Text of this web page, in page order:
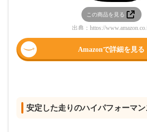
この商品を見る
出典： https://
Amazonで詳細を見る
安定した走りのハイパフォーマ